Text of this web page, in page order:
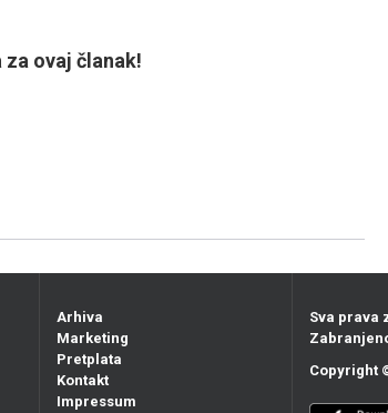
ovaj članak!
Arhiva
Marketing
Pretplata
Kontakt
Impressum
Sva prava
Copyright